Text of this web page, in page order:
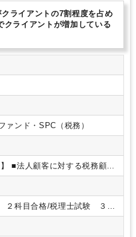
校法人、財団法人、連結納
る諸課題等を設立から50年余
果で
タッフを拡充しているので、改
対策や事業継承・組織再編税制
公開）および財務管理を通じ
20～25時間/月ほどで、ワーク
法人です。
とも少なくありません！シニ
りやすいようにと定時に帰るこ
間勤務で残業も少ないので、現
です。税理士を目指す方も歓迎
社後は、マネージャー以上の
経験にあわせて職場に慣れる期
は担当を持たず、記帳代行など
イアントの特徴や事務所の仕事
担当業務をお任せしていく予定
員募集中でもございますの
たい等のご希望も叶いやすい環
ライアントの7割程度を占め
クライアントが増加している
人税・顧問業務（税務） 、 ファンド・SPC（税務）
■法人顧客に対する税務顧問
堅企業が中心となります）
管理全般
資産税コンサルティング
サルティング、IPO（新規株
２科目合格/税理士試験 ３科